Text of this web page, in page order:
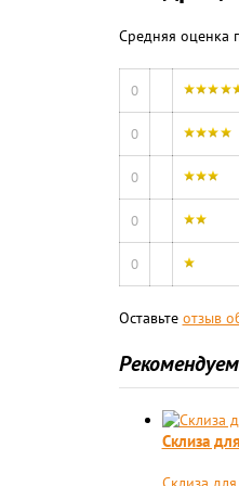
Средняя оценка
0
0
0
0
0
Оставьте отзыв
Cклиза